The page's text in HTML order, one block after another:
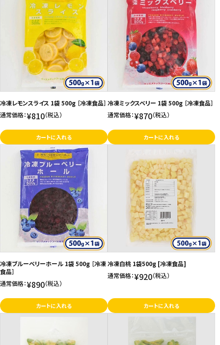
冷凍レモンスライス 1袋 500g ［冷凍食品］
通常価格：¥810（税込）
カートに入れる
冷凍ミックスベリー 1袋 500g ［冷凍食品］
通常価格：¥870（税込）
カートに入れる
冷凍ブルーベリーホール 1袋 500g ［冷凍
食品］
通常価格：¥890（税込）
カートに入れる
冷凍白桃 1袋500g [冷凍食品]
通常価格：¥920（税込）
カートに入れる